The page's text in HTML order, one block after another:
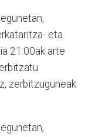
eta
21:00ak arte
zerbitzuguneak